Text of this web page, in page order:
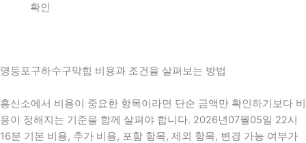
확인
영등포구하수구막힘 비용과 조건을 살펴보는 방법
흥신소에서 비용이 중요한 항목이라면 단순 금액만 확인하기보다 비
용이 정해지는 기준을 함께 살펴야 합니다. 2026년07월05일 22시
16분 기본 비용, 추가 비용, 포함 항목, 제외 항목, 변경 가능 여부가